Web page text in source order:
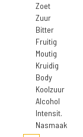
Zoet
Zuur
Bitter
Fruitig
Moutig
Kruidig
Body
Koolzuur
Alcohol
Intensit.
Nasmaak